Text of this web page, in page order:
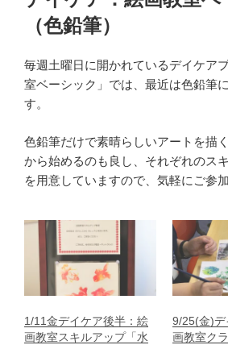
日:
（色鉛筆）
毎週土曜日に開かれているデイケア
室ベーシック」では、最近は色鉛筆
す。
色鉛筆だけで素晴らしいアートを描
から始めるのも良し、それぞれのス
を用意していますので、気軽にご参
1/11金デイケア後半：絵
画教室スキルアップ「水
9/25(金)デ
画教室ク